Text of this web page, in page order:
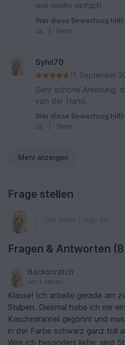
war relativ einfach
War diese Bewertung
Ja
Nein
Sylvi70
11. September
Sehr schöne Anleitung,
von der Hand.
War diese Bewertung
Ja
Nein
Mehr anzeigen
Frage stellen
Fragen & Antworten
Backscratch
vor 1 Jahren
Klasse! Ich arbeite gerade am
Stulpen. Diesmal habe ich mir
Kaschmiranteil gegönnt und
in der Farbe schwarz ganz toll
Was ich besonders liebe, sind